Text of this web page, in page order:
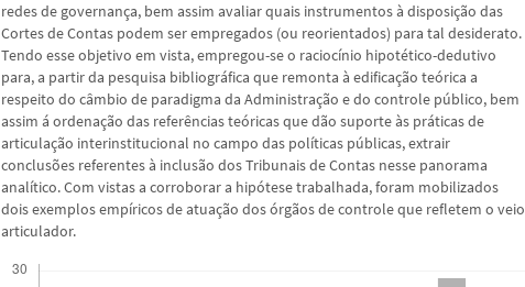
redes de governança, bem assim avaliar quais instrumentos à disposição das
Cortes de Contas podem ser empregados (ou reorientados) para tal desiderato.
Tendo esse objetivo em vista, empregou-se o raciocínio hipotético-dedutivo
para, a partir da pesquisa bibliográfica que remonta à edificação teórica a
respeito do câmbio de paradigma da Administração e do controle público, bem
assim á ordenação das referências teóricas que dão suporte às práticas de
articulação interinstitucional no campo das políticas públicas, extrair
conclusões referentes à inclusão dos Tribunais de Contas nesse panorama
analítico. Com vistas a corroborar a hipótese trabalhada, foram mobilizados
dois exemplos empíricos de atuação dos órgãos de controle que refletem o veio
articulador.